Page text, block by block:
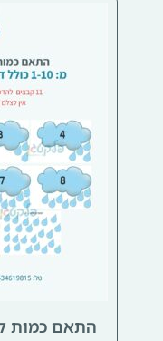
התאם כמות